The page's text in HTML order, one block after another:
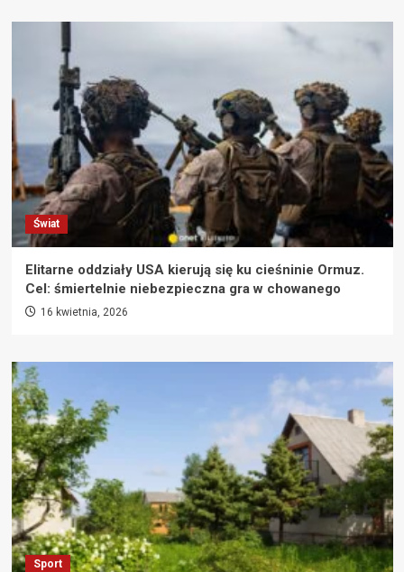
Świat
Elitarne oddziały USA kierują się ku cieśninie Ormuz.
Cel: śmiertelnie niebezpieczna gra w chowanego
16 kwietnia, 2026
Sport